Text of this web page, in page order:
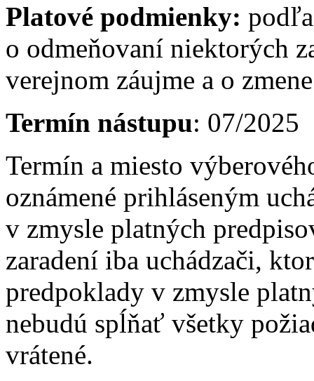
Platové podmienky:
o odmeňovaní niektorých
verejnom záujme a o
Termín nástupu: 07/2025
Termín a miesto
oznámené prihláseným
v zmysle platných
zaradení iba uchádzači,
predpoklady v zmysle
nebudú spĺňať všetky
vrátené.